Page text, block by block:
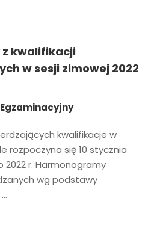
z kwalifikacji
w sesji zimowej 2022
kwalifikacje w
rozpoczyna się 10 stycznia
2022 r. Harmonogramy
wg podstawy